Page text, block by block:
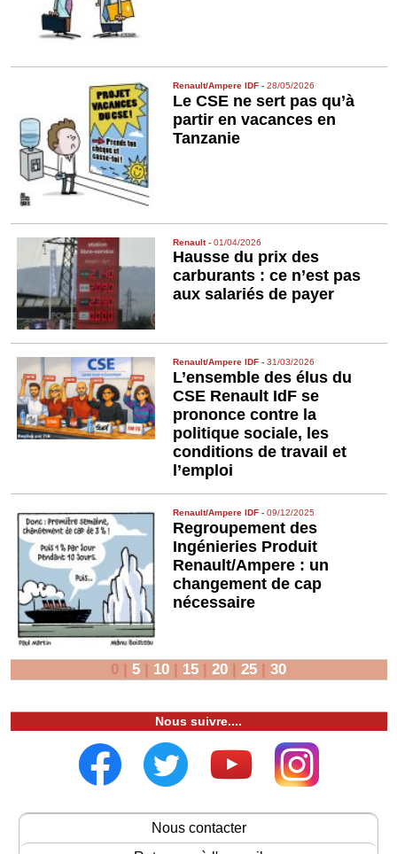
Renault/Ampere IDF -28/05/2026
Le CSE ne sert pas qu’à
partir en vacances en
Tanzanie
Renault-01/04/2026
Hausse du prix des
carburants : ce n’est pas
aux salariés de payer
Renault/Ampere IDF -31/03/2026
L’ensemble des élus du
CSE Renault IdF se
prononce contre la
politique sociale, les
conditions de travail et
l’emploi
Renault/Ampere IDF -09/12/2025
Regroupement des
Ingénieries Produit
Renault/Ampere : un
changement de cap
nécessaire
0 5 10 15 20 25 30
Nous suivre....
Nous contacter